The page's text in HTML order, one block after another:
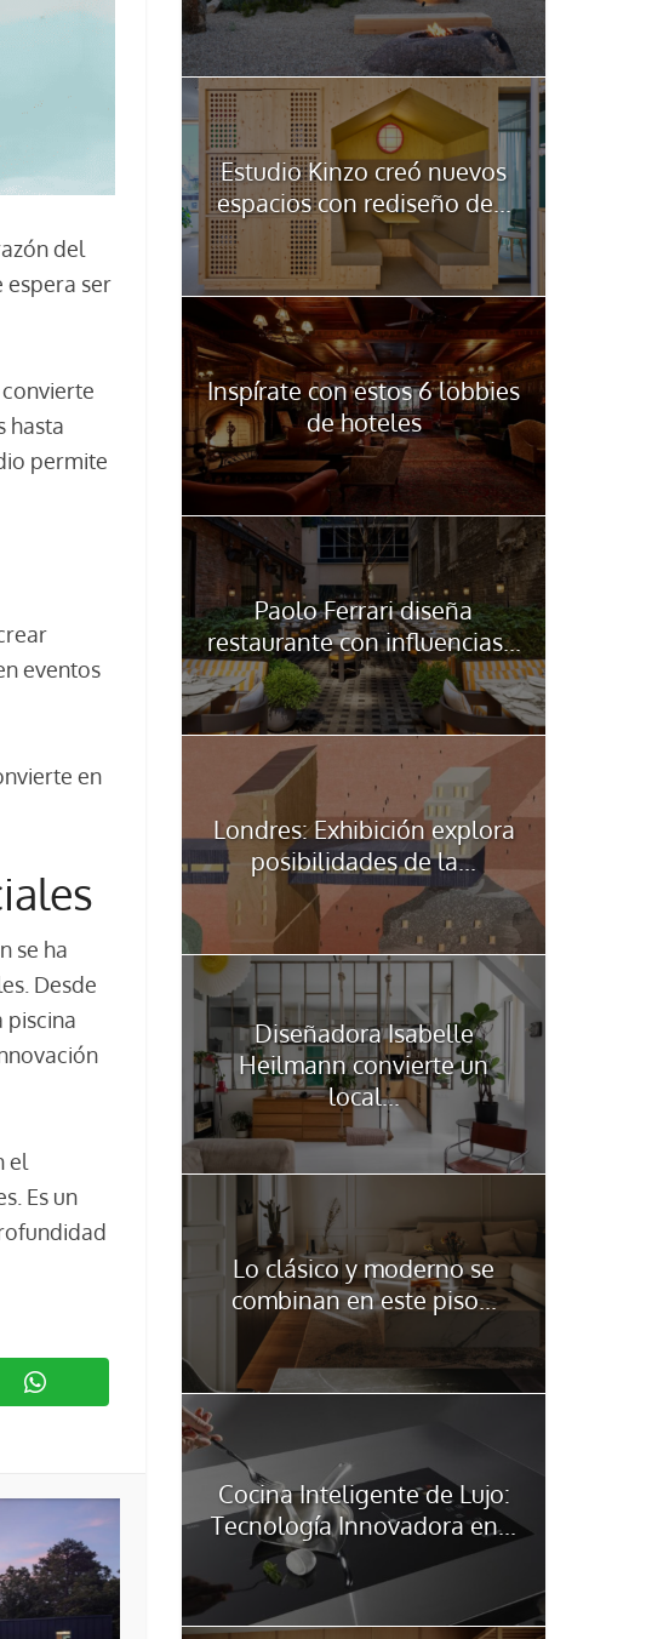
del
espera ser
hasta
permite
eventos
en
se ha
Desde
piscina
el
Es un
Estudio Kinzo creó nuevos
espacios con rediseño de...
Inspírate con estos 6 lobbies
de hoteles
Paolo Ferrari diseña
restaurante con influencias...
Londres: Exhibición explora
posibilidades de la...
Diseñadora Isabelle
Heilmann convierte un
local...
Lo clásico y moderno se
combinan en este piso...
Cocina Inteligente de Lujo:
Tecnología Innovadora en...